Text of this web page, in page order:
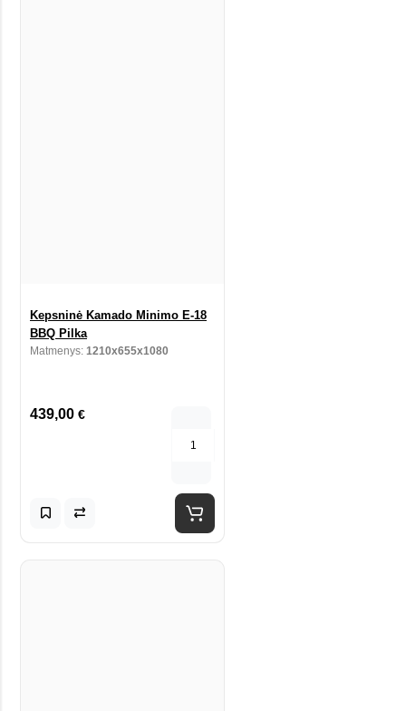
Kepsninė Kamado Minimo E-18
BBQ Pilka
Matmenys: 1210x655x1080
439,00 €